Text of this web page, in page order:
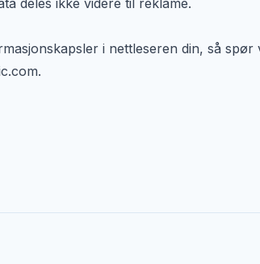
deles ikke videre til reklame.
i nettleseren din, så spør
.